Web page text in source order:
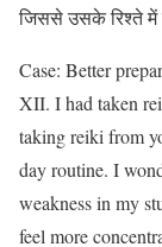
जिससे उसके रिश्ते
Case: Better
XII. I had taken
taking reiki from
day routine. I
weakness in my
feel more